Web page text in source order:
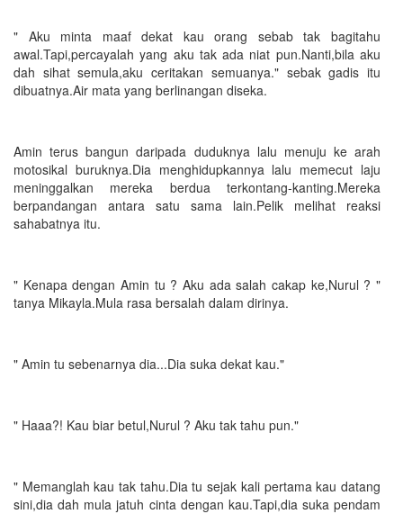
" Aku minta maaf dekat kau orang sebab tak bagitahu
awal.Tapi,percayalah yang aku tak ada niat pun.Nanti,bila aku
dah sihat semula,aku ceritakan semuanya." sebak gadis itu
dibuatnya.Air mata yang berlinangan diseka.
Amin terus bangun daripada duduknya lalu menuju ke arah
motosikal buruknya.Dia menghidupkannya lalu memecut laju
meninggalkan mereka berdua terkontang-kanting.Mereka
berpandangan antara satu sama lain.Pelik melihat reaksi
sahabatnya itu.
" Kenapa dengan Amin tu ? Aku ada salah cakap ke,Nurul ? "
tanya Mikayla.Mula rasa bersalah dalam dirinya.
" Amin tu sebenarnya dia...Dia suka dekat kau."
" Haaa?! Kau biar betul,Nurul ? Aku tak tahu pun."
" Memanglah kau tak tahu.Dia tu sejak kali pertama kau datang
sini,dia dah mula jatuh cinta dengan kau.Tapi,dia suka pendam